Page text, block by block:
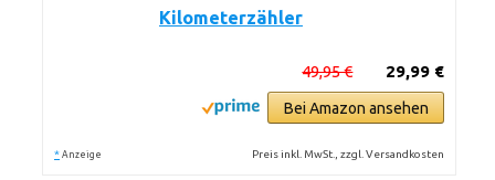
Kilometerzähler
29,99 €
49,95 €
Bei Amazon ansehen
* Anzeige Preis inkl. MwSt., zzgl. Versandkosten